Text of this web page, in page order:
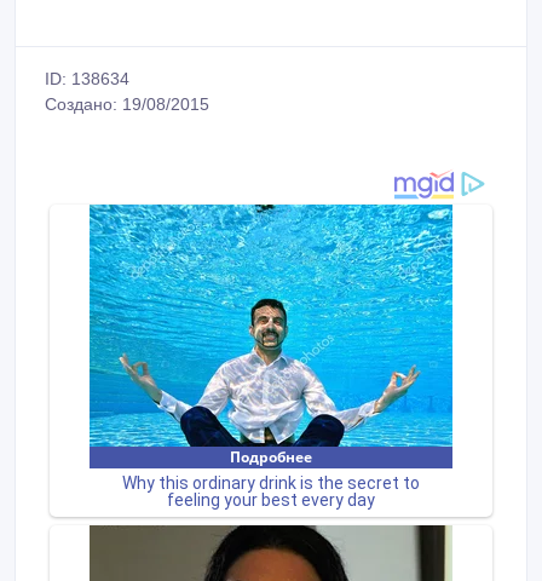
ID: 138634
Создано: 19/08/2015